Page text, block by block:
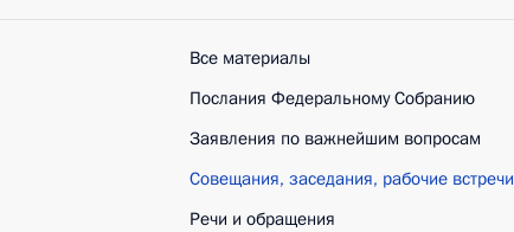
Все материалы
Послания Федеральному Собранию
Заявления по важнейшим вопросам
Совещания, заседания, рабочие встречи
Речи и обращения